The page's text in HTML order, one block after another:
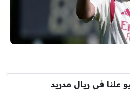
علنا في ريال مدريد